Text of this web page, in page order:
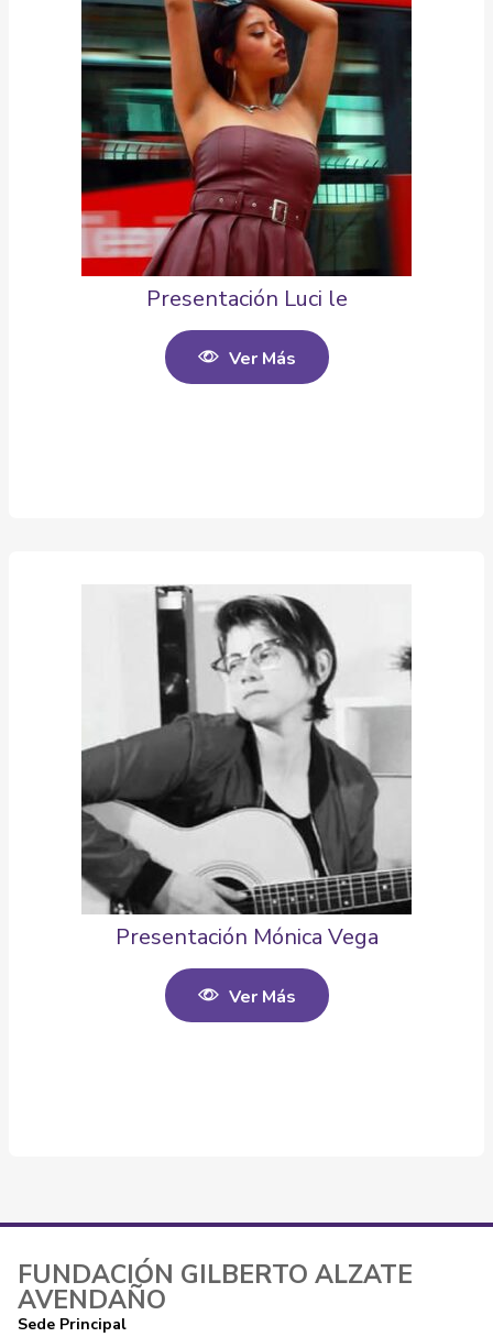
Presentación Luci le
Ver Más
Presentación Mónica Vega
Ver Más
FUNDACIÓN GILBERTO ALZATE
AVENDAÑO
Sede Principal